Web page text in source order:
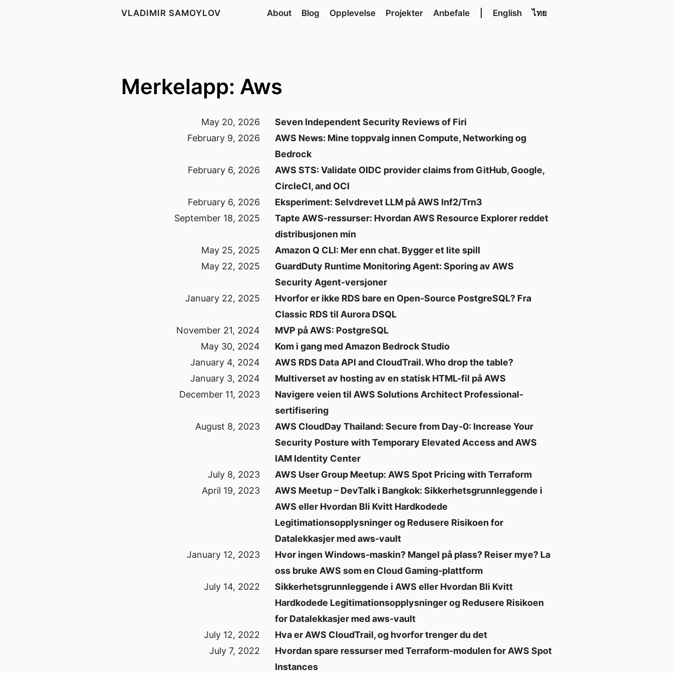
VLADIMIR SAMOYLOV About Blog Opplevelse Projekter Anbefale English ไทย
Merkelapp: Aws
May 20, 2026
Seven Independent Security Reviews of Firi
February 9, 2026
AWS News: Mine toppvalg innen Compute, Networking og
Bedrock
February 6, 2026
AWS STS: Validate OIDC provider claims from GitHub, Google,
CircleCI, and OCI
February 6, 2026
Eksperiment: Selvdrevet LLM på AWS Inf2/Trn3
September 18, 2025
Tapte AWS-ressurser: Hvordan AWS Resource Explorer reddet
distribusjonen min
May 25, 2025
Amazon Q CLI: Mer enn chat. Bygger et lite spill
May 22, 2025
GuardDuty Runtime Monitoring Agent: Sporing av AWS
Security Agent-versjoner
January 22, 2025
Hvorfor er ikke RDS bare en Open-Source PostgreSQL? Fra
Classic RDS til Aurora DSQL
November 21, 2024
MVP på AWS: PostgreSQL
May 30, 2024
Kom i gang med Amazon Bedrock Studio
January 4, 2024
AWS RDS Data API and CloudTrail. Who drop the table?
January 3, 2024
Multiverset av hosting av en statisk HTML-fil på AWS
December 11, 2023
Navigere veien til AWS Solutions Architect Professional-
sertifisering
August 8, 2023
AWS CloudDay Thailand: Secure from Day-0: Increase Your
Security Posture with Temporary Elevated Access and AWS
IAM Identity Center
July 8, 2023
AWS User Group Meetup: AWS Spot Pricing with Terraform
April 19, 2023
AWS Meetup – DevTalk i Bangkok: Sikkerhetsgrunnleggende i
AWS eller Hvordan Bli Kvitt Hardkodede
Legitimationsopplysninger og Redusere Risikoen for
Datalekkasjer med aws-vault
January 12, 2023
Hvor ingen Windows-maskin? Mangel på plass? Reiser mye? La
oss bruke AWS som en Cloud Gaming-plattform
July 14, 2022
Sikkerhetsgrunnleggende i AWS eller Hvordan Bli Kvitt
Hardkodede Legitimationsopplysninger og Redusere Risikoen
for Datalekkasjer med aws-vault
July 12, 2022
Hva er AWS CloudTrail, og hvorfor trenger du det
July 7, 2022
Hvordan spare ressurser med Terraform-modulen for AWS Spot
Instances